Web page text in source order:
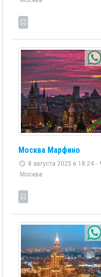
Москва Марфино
8 августа 2025 в 18:24 -
Москва